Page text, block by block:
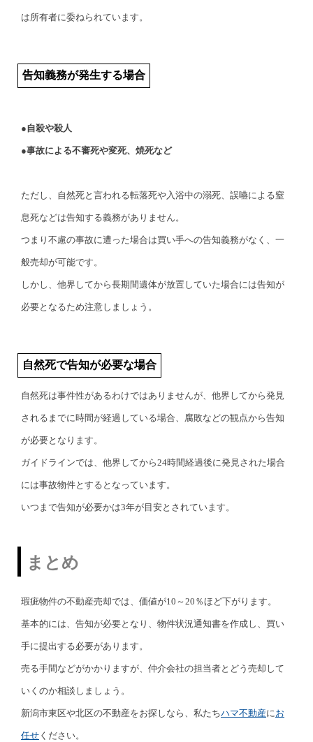
は所有者に委ねられています。
告知義務が発生する場合
●自殺や殺人
●事故による不審死や変死、焼死など
ただし、自然死と言われる転落死や入浴中の溺死、誤嚥による窒
息死などは告知する義務がありません。
つまり不慮の事故に遭った場合は買い手への告知義務がなく、一
般売却が可能です。
しかし、他界してから長期間遺体が放置していた場合には告知が
必要となるため注意しましょう。
自然死で告知が必要な場合
自然死は事件性があるわけではありませんが、他界してから発見
されるまでに時間が経過している場合、腐敗などの観点から告知
が必要となります。
ガイドラインでは、他界してから24時間経過後に発見された場合
には事故物件とするとなっています。
いつまで告知が必要かは3年が目安とされています。
まとめ
瑕疵物件の不動産売却では、価値が10～20％ほど下がります。
基本的には、告知が必要となり、物件状況通知書を作成し、買い
手に提出する必要があります。
売る手間などがかかりますが、仲介会社の担当者とどう売却して
いくのか相談しましょう。
新潟市東区や北区の不動産をお探しなら、私たちハマ不動産にお
任せ ください。